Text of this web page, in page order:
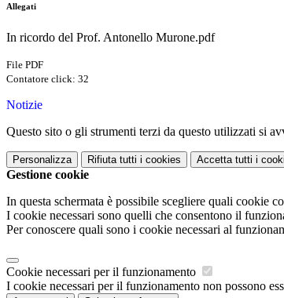
Allegati
In ricordo del Prof. Antonello Murone.pdf
File PDF
Contatore click: 32
Notizie
Questo sito o gli strumenti terzi da questo utilizzati si
Personalizza Rifiuta tutti i cookies Accetta tutti i
Gestione cookie
In questa schermata è possibile scegliere quali cookie
I cookie necessari sono quelli che consentono il
Per conoscere quali sono i cookie necessari al
Cookie necessari per il funzionamento
I cookie necessari per il funzionamento non possono